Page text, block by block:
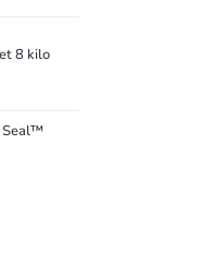
8 kilo
Seal™